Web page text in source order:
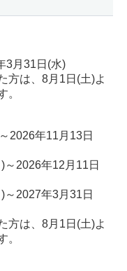
3月31日(水)
方は、8月1日(土)よ
。
2026年11月13日
2026年12月11日
2027年3月31日
方は、8月1日(土)よ
。